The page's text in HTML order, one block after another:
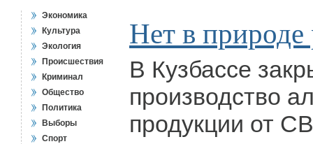
Экономика
Культура
Экология
Происшествия
Криминал
Общество
Политика
Выборы
Спорт
Нет в природе
В Кузбассе
производство
продукции от